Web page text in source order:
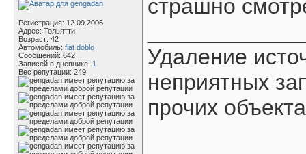
Регистрация: 12.09.2006
Адрес: Тольятти
Возраст: 42
Автомобиль: fiat doblo
Сообщений: 642
Записей в дневнике: 1
Вес репутации: 249
страшно
Удаление
неприятных
прочих